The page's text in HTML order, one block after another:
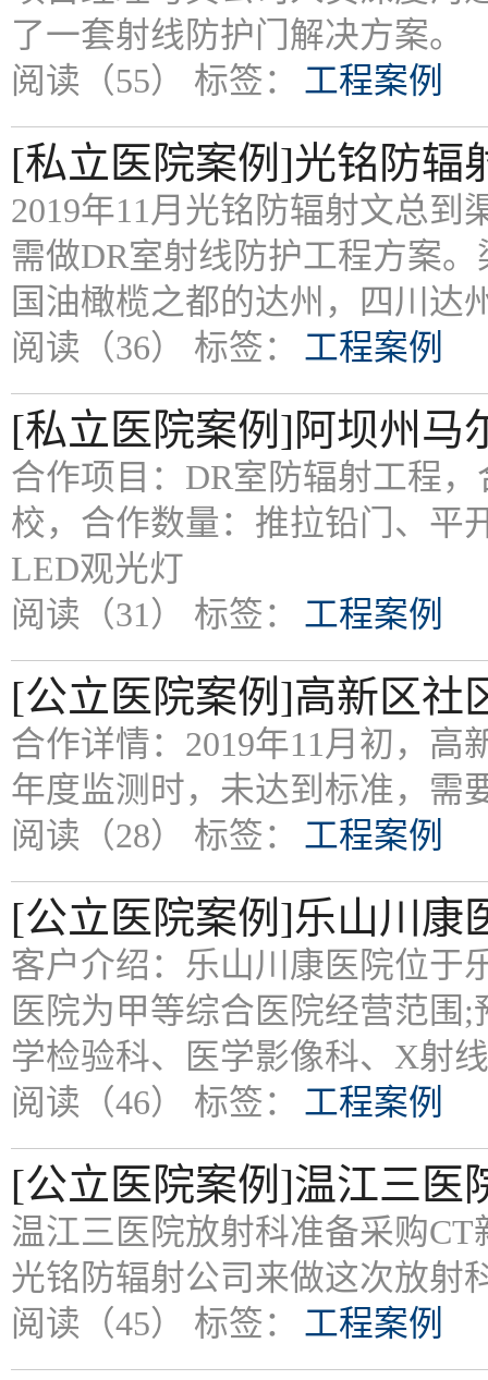
了一套射线防护门解决方案。
阅读（55） 标签： 工程案例
[私立医院案例]光铭防辐
2019年11月光铭防辐射文总
需做DR室射线防护工程方案
国油橄榄之都的达州，四川达
阅读（36） 标签： 工程案例
[私立医院案例]阿坝州马
合作项目：DR室防辐射工程
校，合作数量：推拉铅门、平
LED观光灯
阅读（31） 标签： 工程案例
[公立医院案例]高新区社
合作详情：2019年11月初，
年度监测时，未达到标准，需
阅读（28） 标签： 工程案例
[公立医院案例]乐山川康
客户介绍：乐山川康医院位于
医院为甲等综合医院经营范围
学检验科、医学影像科、X射
阅读（46） 标签： 工程案例
[公立医院案例]温江三医
温江三医院放射科准备采购
光铭防辐射公司来做这次放射
阅读（45） 标签： 工程案例